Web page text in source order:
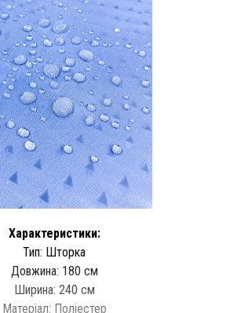
Характеристики:
Тип: Шторка
Довжина: 180 см
Ширина: 240 см
Матеріал: Поліестер